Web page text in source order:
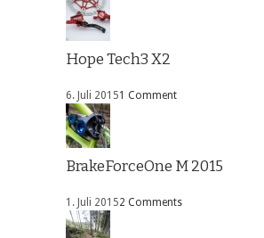
Hope Tech3 X2
6. Juli 20151 Comment
BrakeForceOne M 2015
1. Juli 20152 Comments